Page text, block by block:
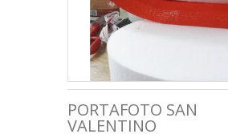
FERRAMENTA
CUBI IMBALLAGGIO
CONSEGNA
SODDISFATTI O RIMBORSATI
PORTAFOTO SAN
VALENTINO